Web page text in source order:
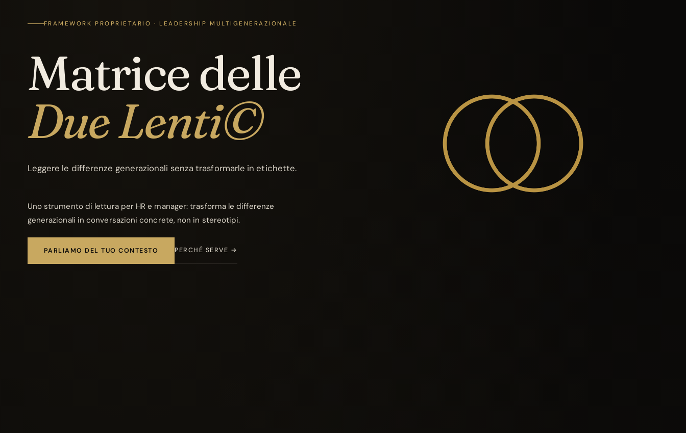
FRAMEWORK PROPRIETARIO · LEADERSHIP MULTIGENERAZIONALE
Matrice delle
Due Lenti©
Leggere le differenze generazionali senza trasformarle in etichette.
Uno strumento di lettura per HR e manager: trasforma le differenze
generazionali in conversazioni concrete, non in stereotipi.
PARLIAMO DEL TUO CONTESTO PERCHÉ SERVE →